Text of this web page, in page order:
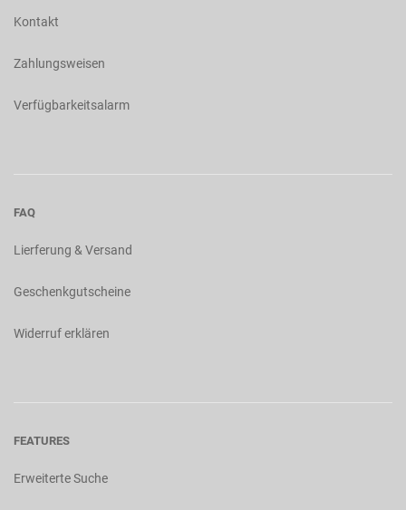
Kontakt
Zahlungsweisen
Verfügbarkeitsalarm
FAQ
Lierferung & Versand
Geschenkgutscheine
Widerruf erklären
FEATURES
Erweiterte Suche